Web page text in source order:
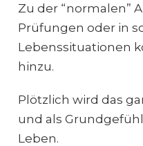
Zu der “normalen”
Prüfungen oder in
Lebenssituationen
hinzu.
Plötzlich wird das
und als
Leben.